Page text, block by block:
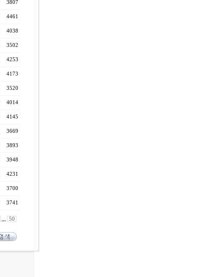
3807
4461
4038
3502
4253
4173
3520
4014
4145
3669
3893
3948
4231
3700
3741
,,, 50